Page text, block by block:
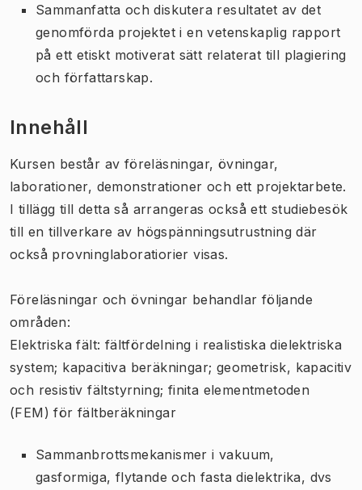
Sammanfatta och diskutera resultatet av det
genomförda projektet i en vetenskaplig rapport
på ett etiskt motiverat sätt relaterat till plagiering
och författarskap.
Innehåll
Kursen består av föreläsningar, övningar,
laborationer, demonstrationer och ett projektarbete.
I tillägg till detta så arrangeras också ett studiebesök
till en tillverkare av högspänningsutrustning där
också provninglaboratiorier visas.
Föreläsningar och övningar behandlar följande
områden:
Elektriska fält: fältfördelning i realistiska dielektriska
system; kapacitiva beräkningar; geometrisk, kapacitiv
och resistiv fältstyrning; finita elementmetoden
(FEM) för fältberäkningar
Sammanbrottsmekanismer i vakuum,
gasformiga, flytande och fasta dielektrika, dvs